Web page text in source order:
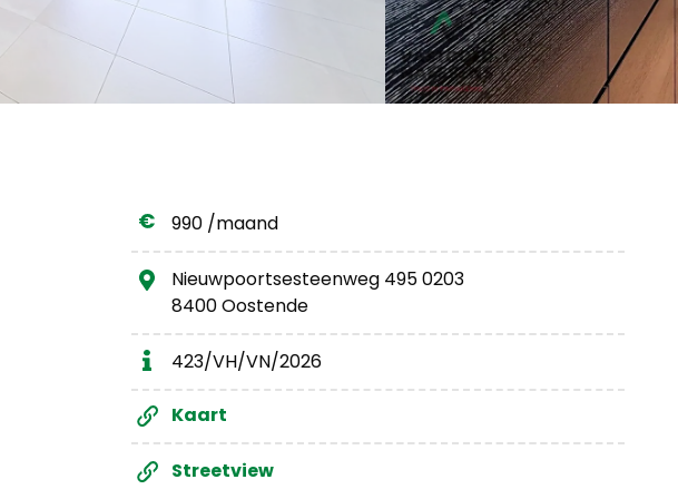
990 /maand
Nieuwpoortsesteenweg 495 0203
8400 Oostende
423/VH/VN/2026
Kaart
Streetview